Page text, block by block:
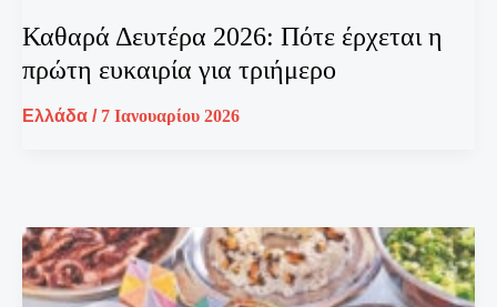
Καθαρά Δευτέρα 2026: Πότε έρχεται η
πρώτη ευκαιρία για τριήμερο
Ελλάδα / 7 Ιανουαρίου 2026